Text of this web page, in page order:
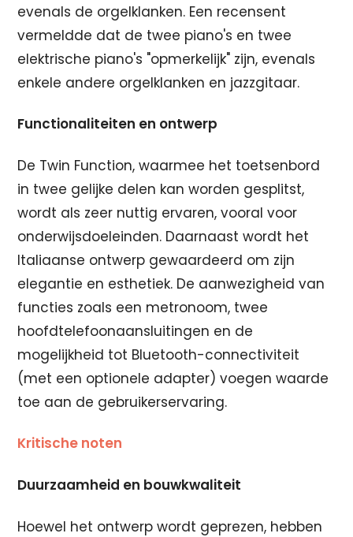
evenals de orgelklanken. Een recensent
vermeldde dat de twee piano's en twee
elektrische piano's "opmerkelijk" zijn, evenals
enkele andere orgelklanken en jazzgitaar.
Functionaliteiten en ontwerp
De Twin Function, waarmee het toetsenbord
in twee gelijke delen kan worden gesplitst,
wordt als zeer nuttig ervaren, vooral voor
onderwijsdoeleinden. Daarnaast wordt het
Italiaanse ontwerp gewaardeerd om zijn
elegantie en esthetiek. De aanwezigheid van
functies zoals een metronoom, twee
hoofdtelefoonaansluitingen en de
mogelijkheid tot Bluetooth-connectiviteit
(met een optionele adapter) voegen waarde
toe aan de gebruikerservaring.
Kritische noten
Duurzaamheid en bouwkwaliteit
Hoewel het ontwerp wordt geprezen, hebben